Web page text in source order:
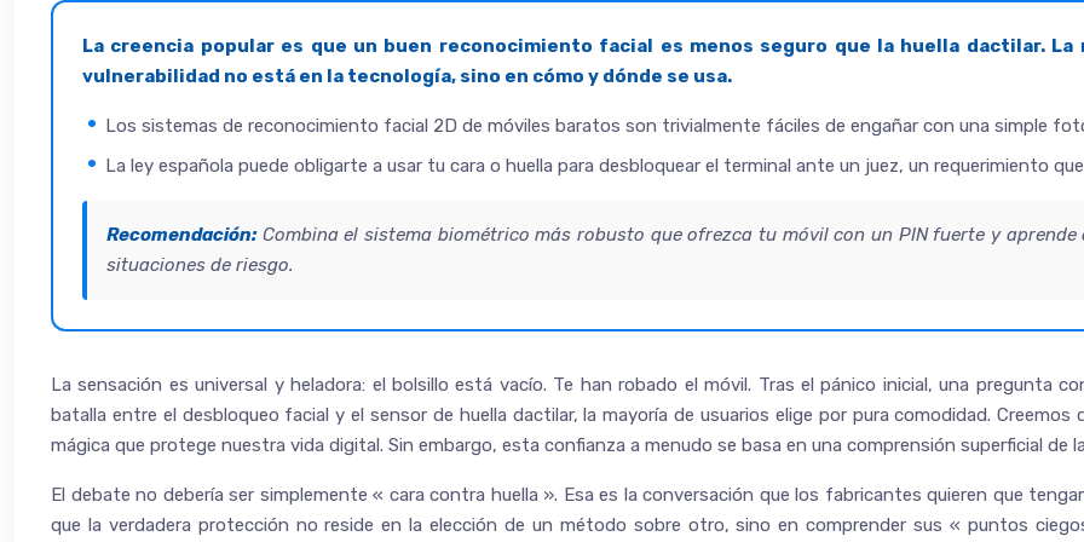
La creencia popular es que un buen reconocimiento facial es menos seguro que la huella dactilar.
vulnerabilidad no está en la tecnología, sino en cómo y dónde se usa.
Los sistemas de reconocimiento facial 2D de móviles baratos son trivialmente fáciles de engañar con una simple
La ley española puede obligarte a usar tu cara o huella para desbloquear el terminal ante un juez, un requerimiento
Recomendación:Combina el sistema biométrico más robusto que ofrezca tu móvil con un PIN fuerte y
situaciones de riesgo.
La sensación es universal y heladora: el bolsillo está vacío. Te han robado el móvil. Tras el pánico inicial, una pregunta
batalla entre el desbloqueo facial y el sensor de huella dactilar, la mayoría de usuarios elige por pura comodidad.
mágica que protege nuestra vida digital. Sin embargo, esta confianza a menudo se basa en una comprensión superficial de
El debate no debería ser simplemente « cara contra huella ». Esa es la conversación que los fabricantes quieren que
que la verdadera protección no reside en la elección de un método sobre otro, sino en comprender sus « puntos